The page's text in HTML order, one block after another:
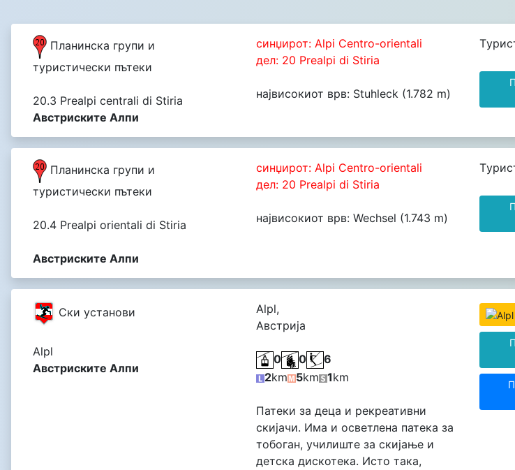
Планинска групи и
туристически пътеки
20.3 Prealpi centrali di Stiria
Австриските Алпи
синџирот: Alpi Centro-orientali
дел: 20 Prealpi di Stiria
највисокиот врв: Stuhleck (1.782 m)
Планинска групи и
туристически пътеки
20.4 Prealpi orientali di Stiria
Австриските Алпи
синџирот: Alpi Centro-orientali
дел: 20 Prealpi di Stiria
највисокиот врв: Wechsel (1.743 m)
Cки установи
Alpl
Австриските Алпи
Alpl,
Австрија
0 0
6
2km 5km 1km
Патеки за деца и рекреативни
скијачи. Има и осветлена патека за
тобоган, училиште за скијање и
детска дискотека. Исто така,